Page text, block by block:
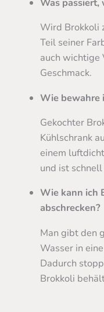
Wird Brokkoli
Teil seiner
auch wichtige
Geschmack.
Wie bewahre
Gekochter
Kühlschrank
einem
und ist
Wie kann ich
abschrecken?
Man gibt den
Wasser in
Dadurch
Brokkoli